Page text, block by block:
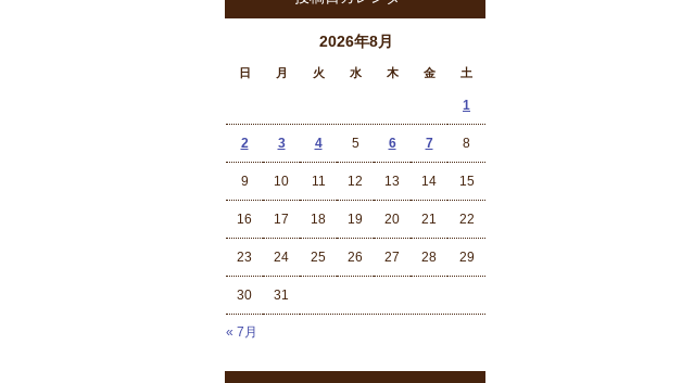
2026年8月
日 月 火 水 木 金 土
« 7月
1
2 3 4 5 6 7 8
9 10 11 12 13 14 15
16 17 18 19 20 21 22
23 24 25 26 27 28 29
30 31